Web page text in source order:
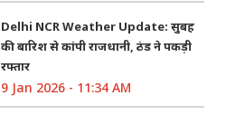
Delhi NCR Weather Update: सुबह
की बारिश से कांपी राजधानी, ठंड ने पकड़ी
रफ्तार
9 Jan 2026 - 11:34 AM